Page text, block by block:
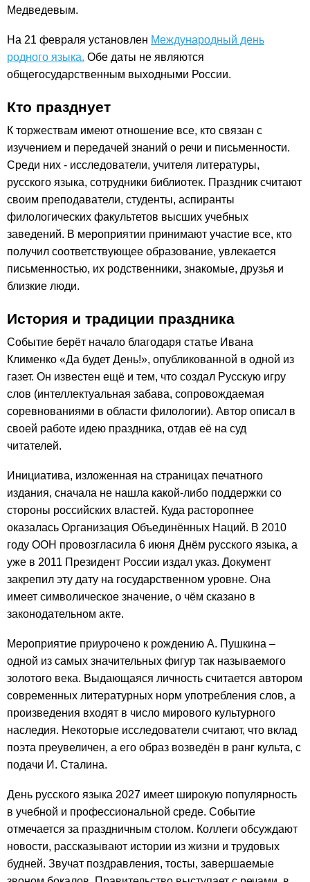
Медведевым.
На 21 февраля установлен Международный день
родного языка. Обе даты не являются
общегосударственным выходными России.
Кто празднует
К торжествам имеют отношение все, кто связан с
изучением и передачей знаний о речи и письменности.
Среди них - исследователи, учителя литературы,
русского языка, сотрудники библиотек. Праздник считают
своим преподаватели, студенты, аспиранты
филологических факультетов высших учебных
заведений. В мероприятии принимают участие все, кто
получил соответствующее образование, увлекается
письменностью, их родственники, знакомые, друзья и
близкие люди.
История и традиции праздника
Событие берёт начало благодаря статье Ивана
Клименко «Да будет День!», опубликованной в одной из
газет. Он известен ещё и тем, что создал Русскую игру
слов (интеллектуальная забава, сопровождаемая
соревнованиями в области филологии). Автор описал в
своей работе идею праздника, отдав её на суд
читателей.
Инициатива, изложенная на страницах печатного
издания, сначала не нашла какой-либо поддержки со
стороны российских властей. Куда расторопнее
оказалась Организация Объединённых Наций. В 2010
году ООН провозгласила 6 июня Днём русского языка, а
уже в 2011 Президент России издал указ. Документ
закрепил эту дату на государственном уровне. Она
имеет символическое значение, о чём сказано в
законодательном акте.
Мероприятие приурочено к рождению А. Пушкина –
одной из самых значительных фигур так называемого
золотого века. Выдающаяся личность считается автором
современных литературных норм употребления слов, а
произведения входят в число мирового культурного
наследия. Некоторые исследователи считают, что вклад
поэта преувеличен, а его образ возведён в ранг культа, с
подачи И. Сталина.
День русского языка 2027 имеет широкую популярность
в учебной и профессиональной среде. Событие
отмечается за праздничным столом. Коллеги обсуждают
новости, рассказывают истории из жизни и трудовых
будней. Звучат поздравления, тосты, завершаемые